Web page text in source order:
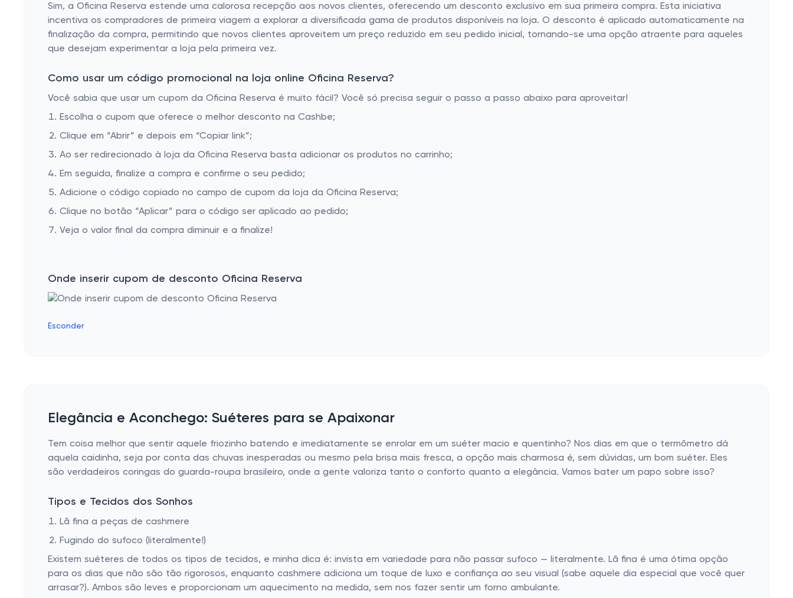
Sim, a Oficina Reserva estende uma calorosa recepção aos novos clientes, oferecendo um desconto exclusivo em sua primeira compra. Esta iniciativa
incentiva os compradores de primeira viagem a explorar a diversificada gama de produtos disponíveis na loja. O desconto é aplicado automaticamente na
finalização da compra, permitindo que novos clientes aproveitem um preço reduzido em seu pedido inicial, tornando-se uma opção atraente para aqueles
que desejam experimentar a loja pela primeira vez.
Como usar um código promocional na loja online Oficina Reserva?
Você sabia que usar um cupom da Oficina Reserva é muito fácil? Você só precisa seguir o passo a passo abaixo para aproveitar!
Escolha o cupom que oferece o melhor desconto na Cashbe;
Clique em “Abrir” e depois em “Copiar link”;
Ao ser redirecionado à loja da Oficina Reserva basta adicionar os produtos no carrinho;
Em seguida, finalize a compra e confirme o seu pedido;
Adicione o código copiado no campo de cupom da loja da Oficina Reserva;
Clique no botão “Aplicar” para o código ser aplicado ao pedido;
Veja o valor final da compra diminuir e a finalize!
Onde inserir cupom de desconto Oficina Reserva
Esconder
Elegância e Aconchego: Suéteres para se Apaixonar
Tem coisa melhor que sentir aquele friozinho batendo e imediatamente se enrolar em um suéter macio e quentinho? Nos dias em que o termômetro dá
aquela caidinha, seja por conta das chuvas inesperadas ou mesmo pela brisa mais fresca, a opção mais charmosa é, sem dúvidas, um bom suéter. Eles
são verdadeiros coringas do guarda-roupa brasileiro, onde a gente valoriza tanto o conforto quanto a elegância. Vamos bater um papo sobre isso?
Tipos e Tecidos dos Sonhos
Lã fina a peças de cashmere
Fugindo do sufoco (literalmente!)
Existem suéteres de todos os tipos de tecidos, e minha dica é: invista em variedade para não passar sufoco — literalmente. Lã fina é uma ótima opção
para os dias que não são tão rigorosos, enquanto cashmere adiciona um toque de luxo e confiança ao seu visual (sabe aquele dia especial que você quer
arrasar?). Ambos são leves e proporcionam um aquecimento na medida, sem nos fazer sentir um forno ambulante.